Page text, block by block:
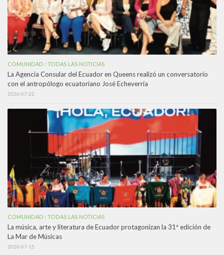
COMUNIDAD /TODAS LAS NOTICIAS
La Agencia Consular del Ecuador en Queens realizó un conversatorio
con el antropólogo ecuatoriano José Echeverría
2026-07-22
COMUNIDAD /TODAS LAS NOTICIAS
La música, arte y literatura de Ecuador protagonizan la 31ª edición de
La Mar de Músicas
2026-07-15